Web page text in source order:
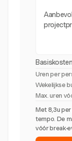
Uren per
Wekelijkse
Max. uren
Met 8,3u
tempo. De
vóór break-